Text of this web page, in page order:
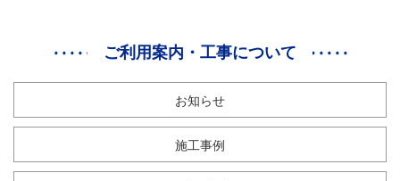
ご利用案内・工事について
お知らせ
施工事例